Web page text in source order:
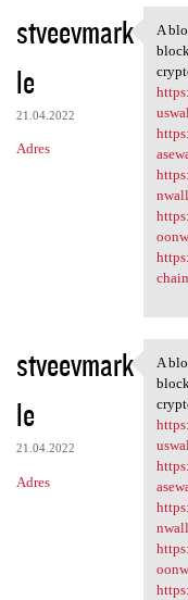
K
o
m
e
n
stveevmark
le
21.04.2022
Adres
A
A
stveevmark
le
21.04.2022
Adres
A
A